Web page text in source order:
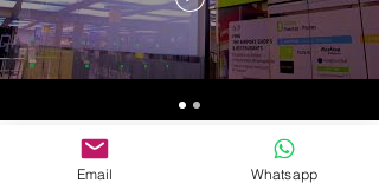
© 2021 Jack el diseñador -
BCN -
jackeldissenyador@gmail.com
Email Whatsapp